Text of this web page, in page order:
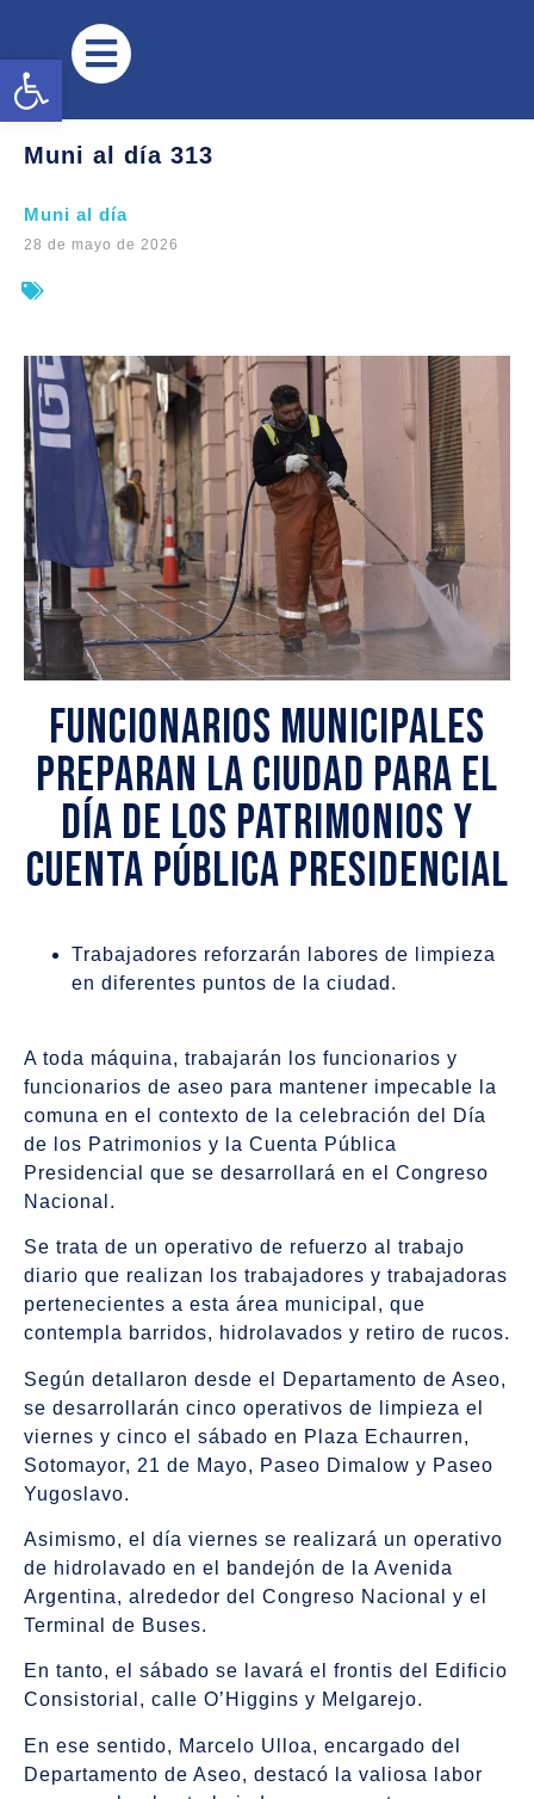
Abrir barra de herramientas
Muni al día 313
Muni al día
28 de mayo de 2026
Funcionarios municipales
preparan la ciudad para el
Día de los Patrimonios y
Cuenta Pública Presidencial
Trabajadores reforzarán labores de limpieza
en diferentes puntos de la ciudad.
A toda máquina, trabajarán los funcionarios y
funcionarios de aseo para mantener impecable la
comuna en el contexto de la celebración del Día
de los Patrimonios y la Cuenta Pública
Presidencial que se desarrollará en el Congreso
Nacional.
Se trata de un operativo de refuerzo al trabajo
diario que realizan los trabajadores y trabajadoras
pertenecientes a esta área municipal, que
contempla barridos, hidrolavados y retiro de rucos.
Según detallaron desde el Departamento de Aseo,
se desarrollarán cinco operativos de limpieza el
viernes y cinco el sábado en Plaza Echaurren,
Sotomayor, 21 de Mayo, Paseo Dimalow y Paseo
Yugoslavo.
Asimismo, el día viernes se realizará un operativo
de hidrolavado en el bandejón de la Avenida
Argentina, alrededor del Congreso Nacional y el
Terminal de Buses.
En tanto, el sábado se lavará el frontis del Edificio
Consistorial, calle O’Higgins y Melgarejo.
En ese sentido, Marcelo Ulloa, encargado del
Departamento de Aseo, destacó la valiosa labor